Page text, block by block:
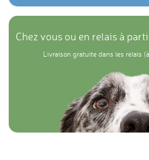
Chez vous ou en relais à
Livraison gratuite dans les relais